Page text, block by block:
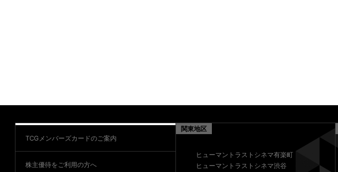
TCGメンバーズカードのご案内
株主優待をご利用の方へ
関東地区
ヒューマントラストシネマ有楽町
ヒューマントラストシネマ渋谷